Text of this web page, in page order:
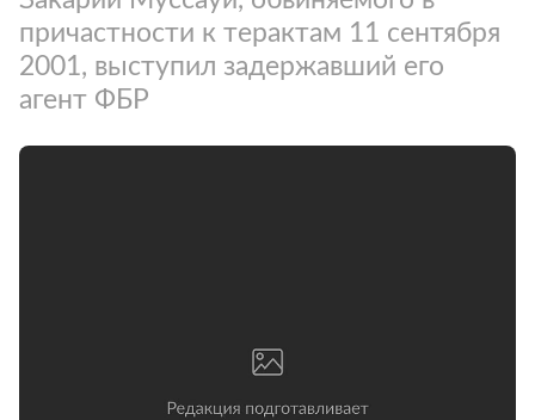
причастности к терактам 11 сентября
2001, выступил задержавший его
агент ФБР